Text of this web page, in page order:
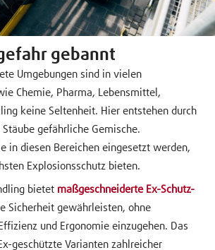
gebannt
Umgebungen sind in vielen
Chemie, Pharma, Lebensmittel,
keine Seltenheit. Hier entstehen durch
gefährliche Gemische.
in diesen Bereichen eingesetzt werden,
Explosionsschutz bieten.
bietet maßgeschneiderte Ex-Schutz-
Sicherheit gewährleisten, ohne
und Ergonomie einzugehen. Das
geschützte Varianten zahlreicher